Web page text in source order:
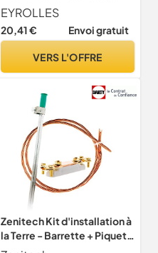
soi-même
EYROLLES
20,41 € Envoi gratuit
VERS L'OFFRE
Zenitech Kit d'installation à
la Terre - Barrette + Piquet +
Tresse